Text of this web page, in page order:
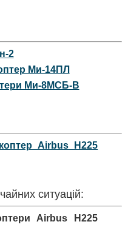
2
Ми-14ПЛ
Ми-8МСБ-В
Airbus H225
ситуацій:
Airbus H225